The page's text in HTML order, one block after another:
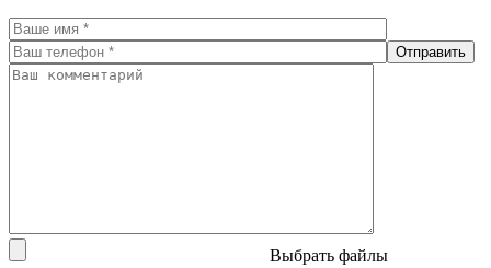
Выбрать файлы